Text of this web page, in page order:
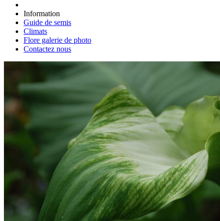
Information
Guide de semis
Climats
Flore galerie de photo
Contactez nous